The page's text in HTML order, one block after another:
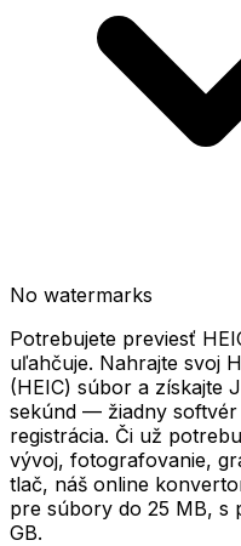
No watermarks
Potrebujete previesť
uľahčuje. Nahrajte svoj
(HEIC) súbor a získajte
sekúnd — žiadny softvér
registrácia. Či už
vývoj, fotografovanie,
tlač, náš online
pre súbory do 25 MB, s
GB.